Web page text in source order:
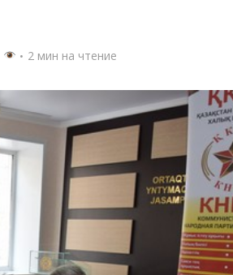
2 мин на чтение